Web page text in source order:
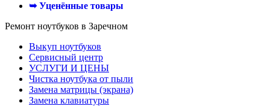
➥ Уценённые товары
Ремонт ноутбуков в Заречном
Выкуп ноутбуков
Сервисный центр
УСЛУГИ И ЦЕНЫ
Чистка ноутбука от пыли
Замена матрицы (экрана)
Замена клавиатуры